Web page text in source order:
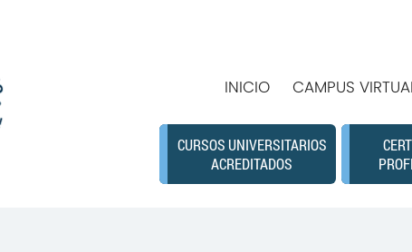
INICIO CAMPUS
CURSOS UNIVERSITARIOS
ACREDITADOS